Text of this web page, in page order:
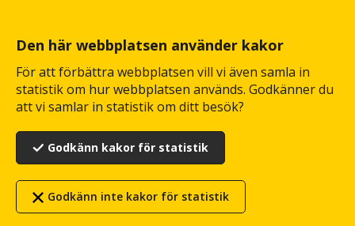
Den här webbplatsen använder kakor
För att förbättra webbplatsen vill vi även samla in
statistik om hur webbplatsen används. Godkänner du
att vi samlar in statistik om ditt besök?
Godkänn kakor för statistik
Godkänn inte kakor för statistik
huvudinnehåll